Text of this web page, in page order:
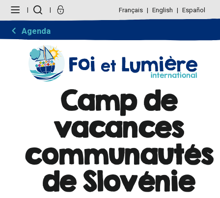
contenu.
navigation
personnels
Français English Español
Agenda
Camp de
vacances
communautés
de Slovénie